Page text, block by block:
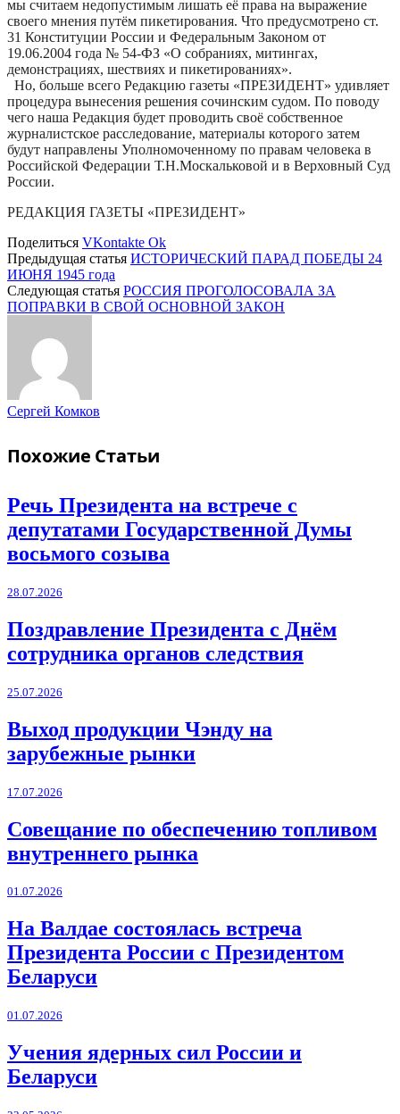
мы считаем недопустимым лишать её права на выражение
своего мнения путём пикетирования. Что предусмотрено ст.
31 Конституции России и Федеральным Законом от
19.06.2004 года № 54-ФЗ «О собраниях, митингах,
демонстрациях, шествиях и пикетированиях».
Но, больше всего Редакцию газеты «ПРЕЗИДЕНТ» удивляет
процедура вынесения решения сочинским судом. По поводу
чего наша Редакция будет проводить своё собственное
журналистское расследование, материалы которого затем
будут направлены Уполномоченному по правам человека в
Российской Федерации Т.Н.Москальковой и в Верховный Суд
России.
РЕДАКЦИЯ ГАЗЕТЫ «ПРЕЗИДЕНТ»
Поделиться VKontakte Ok
Предыдущая статья ИСТОРИЧЕСКИЙ ПАРАД ПОБЕДЫ 24
ИЮНЯ 1945 года
Следующая статья РОССИЯ ПРОГОЛОСОВАЛА ЗА
ПОПРАВКИ В СВОЙ ОСНОВНОЙ ЗАКОН
Сергей Комков
Похожие Статьи
Речь Президента на встрече с
депутатами Государственной Думы
восьмого созыва
28.07.2026
Поздравление Президента с Днём
сотрудника органов следствия
25.07.2026
Выход продукции Чэнду на
зарубежные рынки
17.07.2026
Совещание по обеспечению топливом
внутреннего рынка
01.07.2026
На Валдае состоялась встреча
Президента России с Президентом
Беларуси
01.07.2026
Учения ядерных сил России и
Беларуси